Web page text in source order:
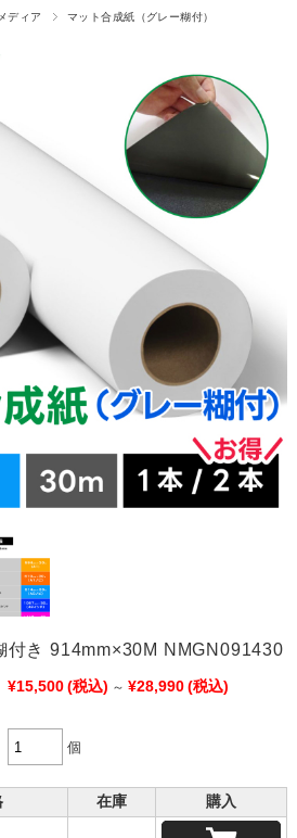
ディア マット合成紙（グレー糊付）
付き 914mm×30M NMGN091430
¥15,500(税込) ～ ¥28,990(税込)
個
在庫 購入